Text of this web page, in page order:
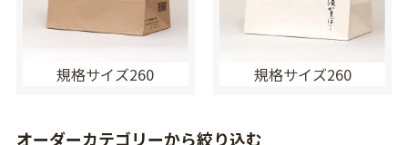
規格サイズ260 規格サイズ260
オーダーカテゴリーから絞り込む